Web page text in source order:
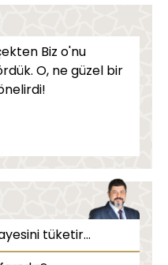
mi?
mi?
Biz o'nu
O, ne güzel bir
tüketir...